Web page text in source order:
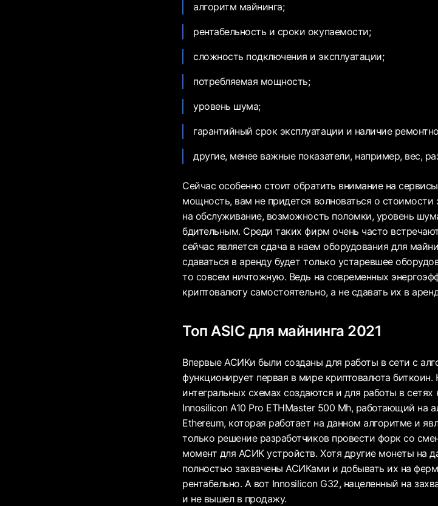
алгоритм майнинга;
рентабельность и сроки окупаемости;
сложность подключения и эксплуатации;
потребляемая мощность;
уровень шума;
гарантийный срок эксплуатации и наличие
другие, менее важные показатели, например, вес,
Сейчас особенно стоит обратить внимание на
мощность, вам не придется волноваться о стоимости
на обслуживание, возможность поломки, уровень
бдительным. Среди таких фирм очень часто
сейчас является сдача в наем оборудования для
сдаваться в аренду будет только устаревшее
то совсем ничтожную. Ведь на современных
криптовалюту самостоятельно, а не сдавать их в
Топ ASIC для майнинга 2021
Впервые АСИКи были созданы для работы в сети с
функционирует первая в мире криптовалюта
интегральных схемах создаются и для работы в
Innosilicon A10 Pro ETHMaster 500 Mh, работающий на
Ethereum, которая работает на данном алгоритме и
только решение разработчиков провести форк со
момент для АСИК устройств. Хотя другие монеты на
полностью захвачены АСИКами и добывать их на
рентабельно. А вот Innosilicon G32, нацеленный на
и не вышел в продажу.